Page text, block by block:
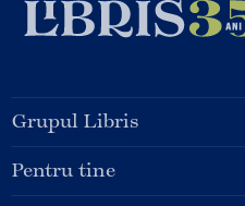
Grupul Libris
Pentru tine